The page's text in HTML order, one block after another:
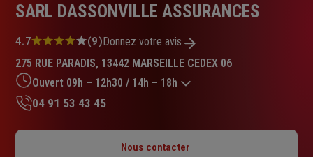
SARL DASSONVILLE ASSURANCES
Note
4.7
sur
5
étoiles
4.7 (9)Donnez votre avis
275 RUE PARADIS, 13442 MARSEILLE CEDEX 06
Ouvert 09h – 12h30 / 14h – 18h
Mardi : 09h – 12h30 / 14h – 18h
04 91 53 43 45
Nous contacter